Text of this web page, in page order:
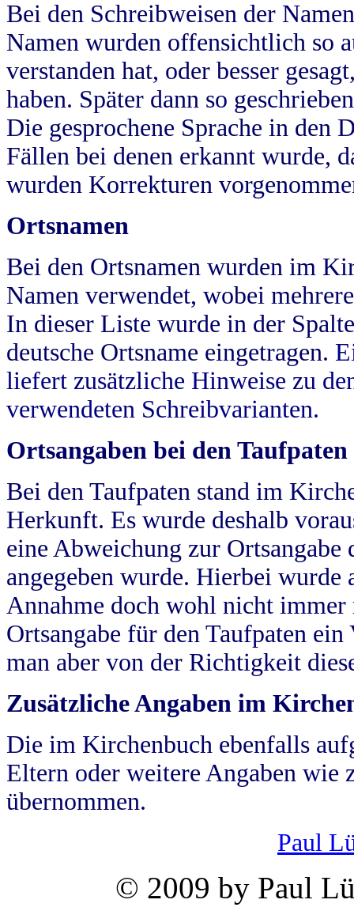
Bei den Schreibweisen der
Namen wurden offensichtlich so
verstanden hat, oder besser
haben. Später dann so
Die gesprochene Sprache in
Fällen bei denen erkannt wurde,
wurden Korrekturen
Ortsnamen
Bei den Ortsnamen wurden im
Namen verwendet, wobei
In dieser Liste wurde in der
deutsche Ortsname eingetragen.
liefert zusätzliche Hinweise zu
verwendeten Schreibvarianten.
Ortsangaben bei den Taufpaten
Bei den Taufpaten stand im
Herkunft. Es wurde deshalb
eine Abweichung zur
angegeben wurde. Hierbei wurde
Annahme doch wohl nicht
Ortsangabe für den Taufpaten
man aber von der Richtigkeit
Zusätzliche Angaben im
Die im Kirchenbuch ebenfalls
Eltern oder weitere Angaben wie
übernommen.
Paul
© 2009 by Paul